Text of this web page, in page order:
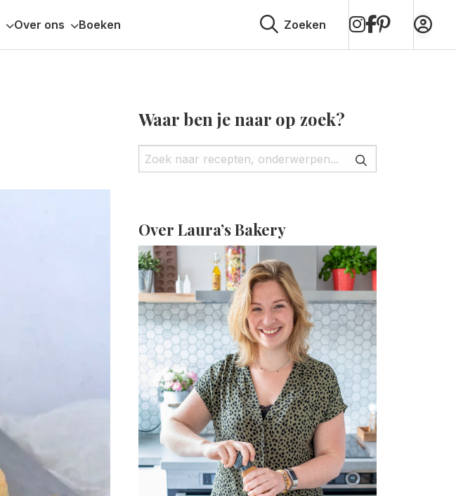
Over ons Boeken Zoeken
op
Instagram
op
Facebook
op
Pinterest
Waar ben je naar op zoek?
Over Laura’s Bakery